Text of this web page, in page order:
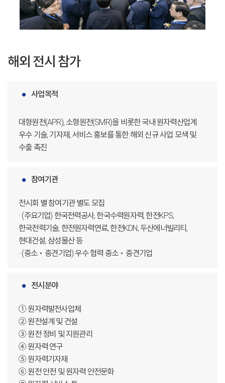
해외 전시 참가
사업목적
대형원전(APR), 소형원전(SMR)을 비롯한 국내 원자력산업계
우수 기술, 기자재, 서비스 홍보를 통한 해외 신규 사업 모색 및
수출 촉진
참여기관
전시회 별 참여기관 별도 모집
· (주요기업) 한국전력공사, 한국수력원자력, 한전KPS,
한국전력기술, 한전원자력연료, 한전KDN, 두산에너빌리티,
현대건설, 삼성물산 등
· (중소・중견기업) 우수 협력 중소・중견기업
전시분야
① 원자력발전사업체
② 원전설계 및 건설
③ 원전 정비 및 지원관리
④ 원자력 연구
⑤ 원자력기자재
⑥ 원전 안전 및 원자력 안전문화